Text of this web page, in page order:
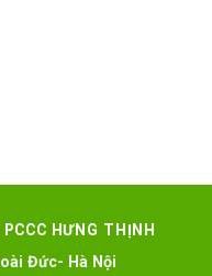
HƯNG THỊNH
Đức- Hà Nội